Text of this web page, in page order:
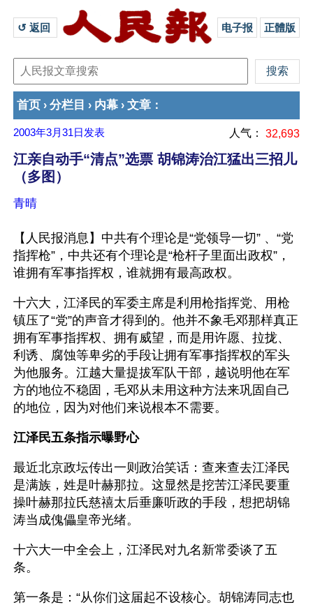
↺ 返回 电子报 正體版
首页 › 分栏目 › 内幕 › 文章 ：
2003年3月31日 发表 人气： 32,693
江亲自动手“清点”选票 胡锦涛治江猛出三招儿
（多图）
青晴
【人民报消息】中共有个理论是“党领导一切” 、“党
指挥枪”，中共还有个理论是“枪杆子里面出政权”，
谁拥有军事指挥权，谁就拥有最高政权。
十六大，江泽民的军委主席是利用枪指挥党、用枪
镇压了“党”的声音才得到的。他并不象毛邓那样真正
拥有军事指挥权、拥有威望，而是用许愿、拉拢、
利诱、腐蚀等卑劣的手段让拥有军事指挥权的军头
为他服务。江越大量提拔军队干部，越说明他在军
方的地位不稳固，毛邓从未用这种方法来巩固自己
的地位，因为对他们来说根本不需要。
江泽民五条指示曝野心
最近北京政坛传出一则政治笑话：查来查去江泽民
是满族，姓是叶赫那拉。这显然是挖苦江泽民要重
操叶赫那拉氏慈禧太后垂廉听政的手段，想把胡锦
涛当成傀儡皇帝光绪。
十六大一中全会上，江泽民对九名新常委谈了五
条。
第一条是：“从你们这届起不设核心。胡锦涛同志也